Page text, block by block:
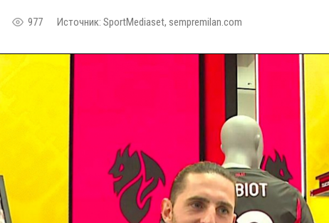
977 Источник: SportMediaset, sempremilan.com